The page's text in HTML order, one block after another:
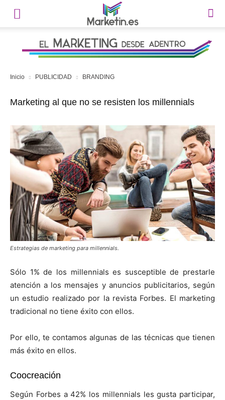
Inicio PUBLICIDAD BRANDING
Marketing al que no se resisten los millennials
Estrategias de marketing para millennials.
Sólo 1% de los millennials es susceptible de prestarle
atención a los mensajes y anuncios publicitarios, según
un estudio realizado por la revista Forbes. El marketing
tradicional no tiene éxito con ellos.
Por ello, te contamos algunas de las técnicas que tienen
más éxito en ellos.
Coocreación
Según Forbes a 42% los millennials les gusta participar,